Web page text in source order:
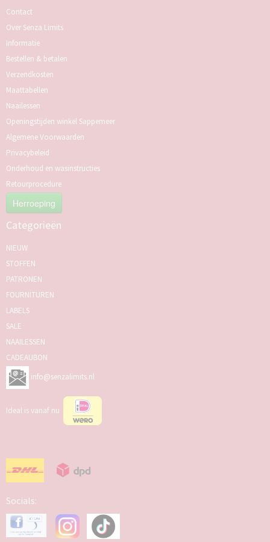
Contact
Over Senza Limits
Informatie
Bestellen & betalen
Verzendkosten
Maattabellen
Naailessen
Openingstijden winkel Sappemeer
Algemene Voorwaarden
Privacybeleid
Onderhoud en wasinstructies
Retourprocedure
Herroeping
Categorieën
NIEUW
STOFFEN
PATRONEN
FOURNITUREN
LABELS
SALE
NAAILESSEN
CADEAUBON
info@senzalimits.nl
Ideal is vanaf nu
Socials: